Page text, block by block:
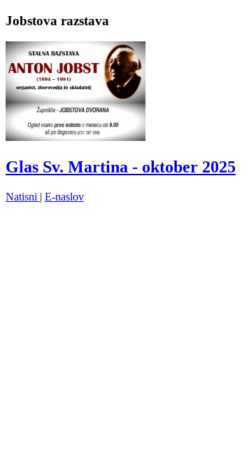
Jobstova razstava
Glas Sv. Martina - oktober 2025
Natisni | E-naslov